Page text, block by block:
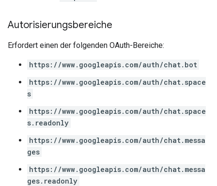
Autorisierungsbereiche
Erfordert einen der folgenden OAuth-Bereiche:
https://www.googleapis.com/auth/chat.bot
https://www.googleapis.com/auth/chat.space
s
https://www.googleapis.com/auth/chat.space
s.readonly
https://www.googleapis.com/auth/chat.messa
ges
https://www.googleapis.com/auth/chat.messa
ges.readonly